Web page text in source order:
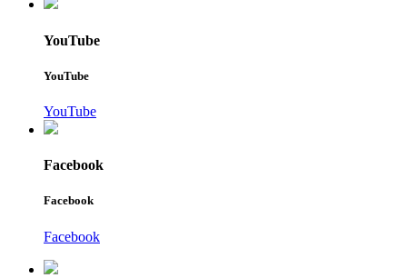
YouTube
YouTube
YouTube
Facebook
Facebook
Facebook